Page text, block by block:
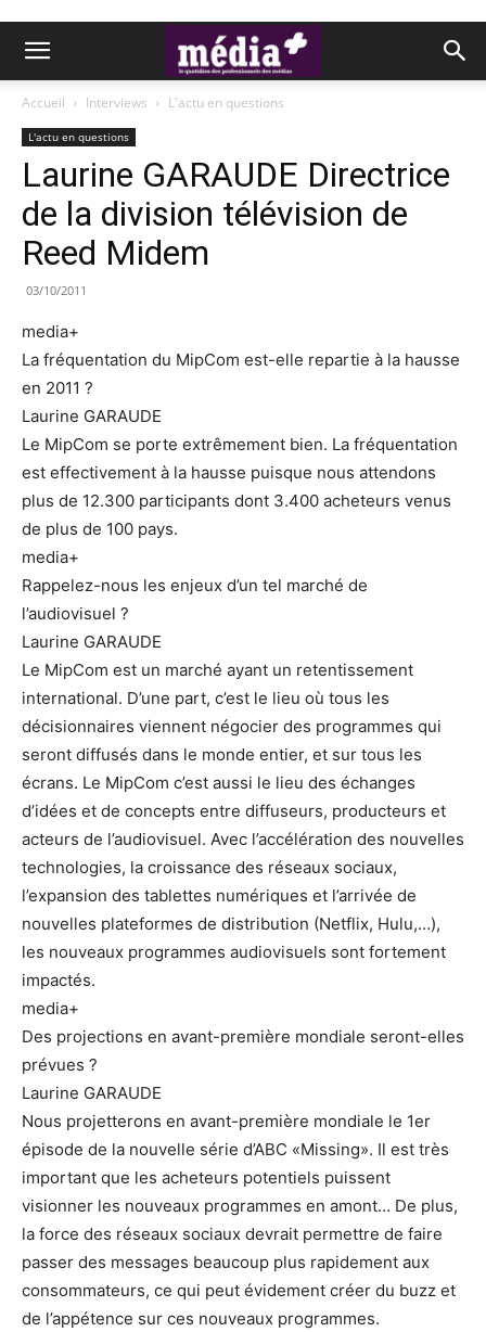
Accueil Interviews L'actu en questions
L'actu en questions
Laurine GARAUDE Directrice
de la division télévision de
Reed Midem
03/10/2011
media+
La fréquentation du MipCom est-elle repartie à la hausse
en 2011 ?
Laurine GARAUDE
Le MipCom se porte extrêmement bien. La fréquentation
est effectivement à la hausse puisque nous attendons
plus de 12.300 participants dont 3.400 acheteurs venus
de plus de 100 pays.
media+
Rappelez-nous les enjeux d’un tel marché de
l’audiovisuel ?
Laurine GARAUDE
Le MipCom est un marché ayant un retentissement
international. D’une part, c’est le lieu où tous les
décisionnaires viennent négocier des programmes qui
seront diffusés dans le monde entier, et sur tous les
écrans. Le MipCom c’est aussi le lieu des échanges
d’idées et de concepts entre diffuseurs, producteurs et
acteurs de l’audiovisuel. Avec l’accélération des nouvelles
technologies, la croissance des réseaux sociaux,
l’expansion des tablettes numériques et l’arrivée de
nouvelles plateformes de distribution (Netflix, Hulu,…),
les nouveaux programmes audiovisuels sont fortement
impactés.
media+
Des projections en avant-première mondiale seront-elles
prévues ?
Laurine GARAUDE
Nous projetterons en avant-première mondiale le 1er
épisode de la nouvelle série d’ABC «Missing». Il est très
important que les acheteurs potentiels puissent
visionner les nouveaux programmes en amont… De plus,
la force des réseaux sociaux devrait permettre de faire
passer des messages beaucoup plus rapidement aux
consommateurs, ce qui peut évidement créer du buzz et
de l’appétence sur ces nouveaux programmes.